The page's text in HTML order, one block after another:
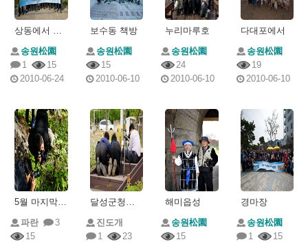
상동에서 만난멋진분들
송원松園
1
15
2010-06-24
보수동 책방
송원松園
15
2010-06-10
누리마루호
송원松園
24
2010-06-10
다대포에서
송원松園
19
2010-06-10
5월 마지막 출사중에~~~
파란
3
15
달성군청에서
진도개
1
23
해미읍성
송원松園
15
경마장
송원松園
1
15